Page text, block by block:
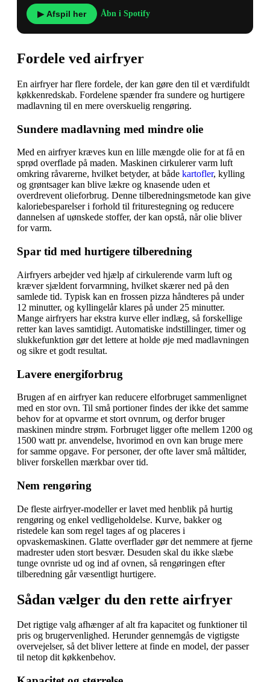
▶ Afspil her Åbn i Spotify
Fordele ved airfryer
En airfryer har flere fordele, der kan gøre den til et værdifuldt
køkkenredskab. Fordelene spænder fra sundere og hurtigere
madlavning til en mere overskuelig rengøring.
Sundere madlavning med mindre olie
Med en airfryer kræves kun en lille mængde olie for at få en
sprød overflade på maden. Maskinen cirkulerer varm luft
omkring råvarerne, hvilket betyder, at både kartofler, kylling
og grøntsager kan blive lækre og knasende uden et
overdrevent olieforbrug. Denne tilberedningsmetode kan give
kaloriebesparelser i forhold til friturestegning og reducere
dannelsen af uønskede stoffer, der kan opstå, når olie bliver
for varm.
Spar tid med hurtigere tilberedning
Airfryers arbejder ved hjælp af cirkulerende varm luft og
kræver sjældent forvarmning, hvilket skærer ned på den
samlede tid. Typisk kan en frossen pizza håndteres på under
12 minutter, og kyllingelår klares på under 25 minutter.
Mange airfryers har ekstra kurve eller indlæg, så forskellige
retter kan laves samtidigt. Automatiske indstillinger, timer og
slukkefunktion gør det lettere at holde øje med madlavningen
og sikre et godt resultat.
Lavere energiforbrug
Brugen af en airfryer kan reducere elforbruget sammenlignet
med en stor ovn. Til små portioner findes der ikke det samme
behov for at opvarme et stort ovnrum, og derfor bruger
maskinen mindre strøm. Forbruget ligger ofte mellem 1200 og
1500 watt pr. anvendelse, hvorimod en ovn kan bruge mere
for samme opgave. For personer, der ofte laver små måltider,
bliver forskellen mærkbar over tid.
Nem rengøring
De fleste airfryer-modeller er lavet med henblik på hurtig
rengøring og enkel vedligeholdelse. Kurve, bakker og
ristedele kan som regel tages af og placeres i
opvaskemaskinen. Glatte overflader gør det nemmere at fjerne
madrester uden stort besvær. Desuden skal du ikke slæbe
tunge ovnriste ud og ind af ovnen, så rengøringen efter
tilberedning går væsentligt hurtigere.
Sådan vælger du den rette airfryer
Det rigtige valg afhænger af alt fra kapacitet og funktioner til
pris og brugervenlighed. Herunder gennemgås de vigtigste
overvejelser, så det bliver lettere at finde en model, der passer
til netop dit køkkenbehov.